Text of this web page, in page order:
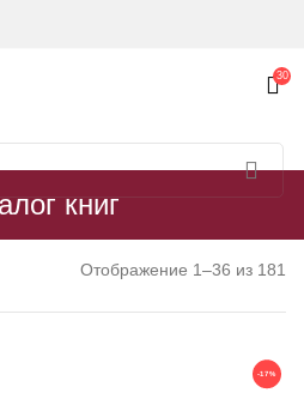
30
книг
Отображение 1–36 из 181
-17%